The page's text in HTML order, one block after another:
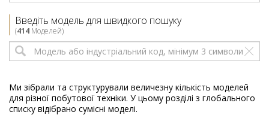
AWA4BEEV
914931060
03
AEGAWA4O50
03
AEG AWF9410
Введіть модель для швидкого пошуку
(414 Моделей)
Ми зібрали та структурували величезну кількість моделей
для різної побутової техніки. У цьому розділі з глобального
списку відібрано сумісні моделі.